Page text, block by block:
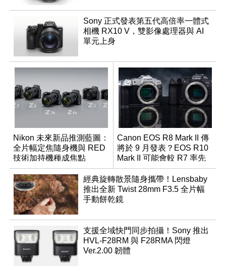
Sony 正式發表第五代高倍率一體式
相機 RX10 V，雙影像處理器與 AI
單元上身
Nikon 未來新品推測藍圖：
全片幅定焦隨身機與 RED
技術加持機種成焦點
Canon EOS R8 Mark II 傳
將於 9 月發表？EOS R10
Mark II 可能會較 R7 率先
推出
經典旋轉散景隨身攜帶！Lensbaby
推出全新 Twist 28mm F3.5 全片幅
手動餅乾鏡
支援全域快門同步拍攝！Sony 推出
HVL-F28RM 與 F28RMA 閃燈
Ver.2.00 韌體